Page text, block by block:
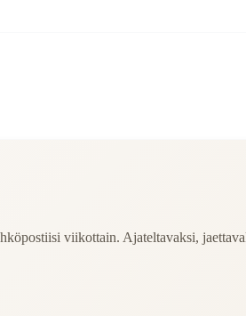
viikottain. Ajateltavaksi,